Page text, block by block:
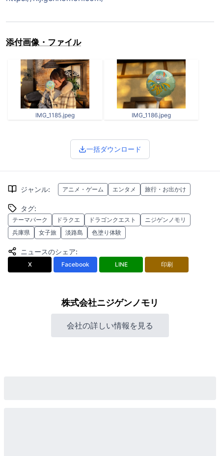
添付画像・ファイル
IMG_1185.jpeg IMG_1186.jpeg
一括ダウンロード
ジャンル: アニメ・ゲーム エンタメ 旅行・お出かけ
タグ:
テーマパーク ドラクエ ドラゴンクエスト
ニジゲンノモリ
兵庫県
女子旅 淡路島 色塗り体験
ニュースのシェア:
X Facebook LINE 印刷
株式会社ニジゲンノモリ
会社の詳しい情報を見る